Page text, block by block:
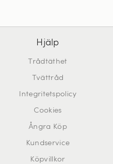
Hjälp
Trådtäthet
Tvättråd
Integritetspolicy
Cookies
Ångra Köp
Kundservice
Köpvillkor